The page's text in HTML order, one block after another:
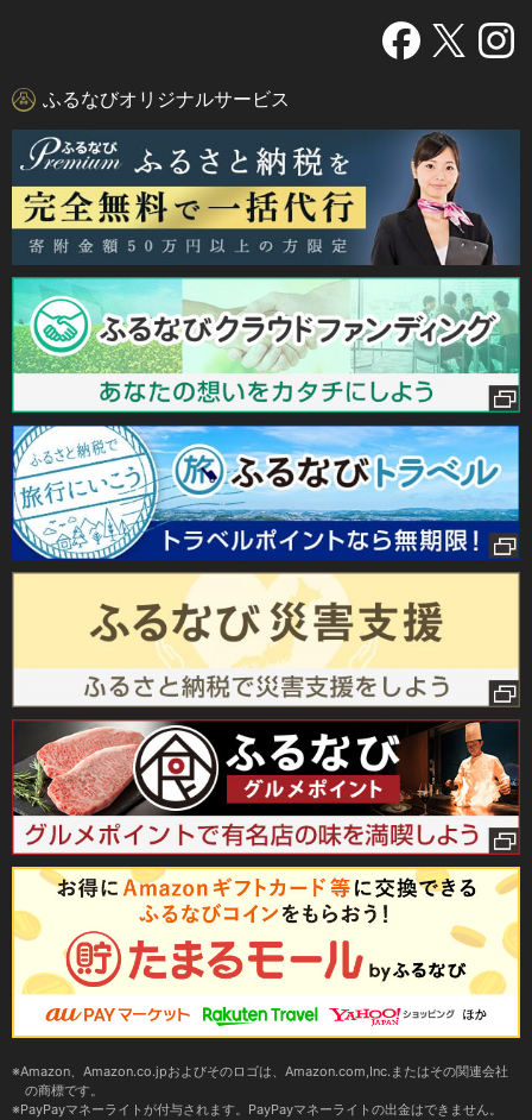
ふるなびオリジナルサービス
Amazon、Amazon.co.jpおよびそのロゴは、Amazon.com,Inc.またはその関連会社
の商標です。
PayPayマネーライトが付与されます。PayPayマネーライトの出金はできません。